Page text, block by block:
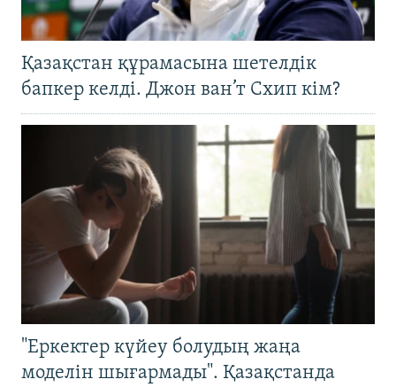
Қазақстан құрамасына шетелдік
бапкер келді. Джон ван’т Схип кім?
"Еркектер күйеу болудың жаңа
моделін шығармады". Қазақстанда